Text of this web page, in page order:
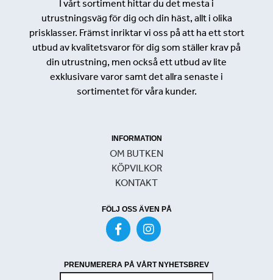
I vårt sortiment hittar du det mesta i
utrustningsväg för dig och din häst, allt i olika
prisklasser. Främst inriktar vi oss på att ha ett stort
utbud av kvalitetsvaror för dig som ställer krav på
din utrustning, men också ett utbud av lite
exklusivare varor samt det allra senaste i
sortimentet för våra kunder.
INFORMATION
OM BUTKEN
KÖPVILKOR
KONTAKT
FÖLJ OSS ÄVEN PÅ
PRENUMERERA PÅ VÅRT NYHETSBREV